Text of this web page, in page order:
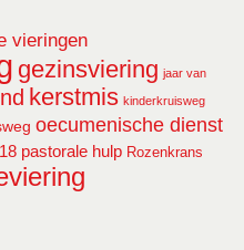
vieringen
gezinsviering jaar van
kerstmis kinderkruisweg
oecumenische dienst
pastorale hulp Rozenkrans